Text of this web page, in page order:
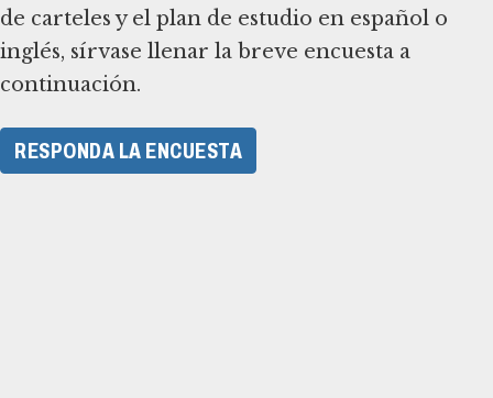
de carteles y el plan de estudio en español o
inglés, sírvase llenar la breve encuesta a
continuación.
RESPONDA LA ENCUESTA